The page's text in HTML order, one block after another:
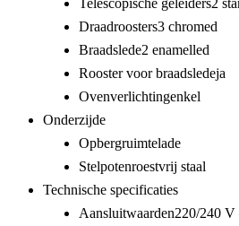
Draadroosters3 chromed
Braadslede2 enamelled
Rooster voor braadsledeja
Ovenverlichtingenkel
Onderzijde
Opbergruimtelade
Stelpotenroestvrij staal
Technische specificaties
Aansluitwaarden220/240 V